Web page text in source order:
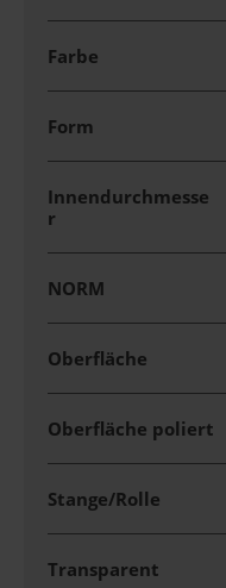
Farbe
Form
Innendurchmesse
r
NORM
Oberfläche
Oberfläche poliert
Stange/Rolle
Transparent